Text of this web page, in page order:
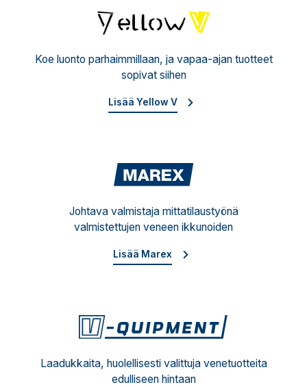
Koe luonto parhaimmillaan, ja vapaa-ajan tuotteet
sopivat siihen
Lisää Yellow V
Johtava valmistaja mittatilaustyönä
valmistettujen veneen ikkunoiden
Lisää Marex
Laadukkaita, huolellisesti valittuja venetuotteita
edulliseen hintaan